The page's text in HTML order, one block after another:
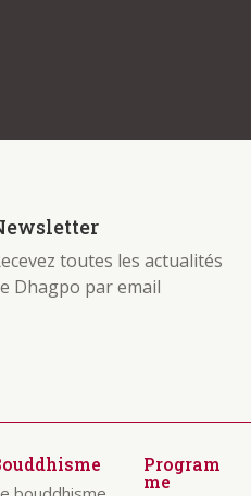
toutes les actualités
Dhagpo par email
Program
me